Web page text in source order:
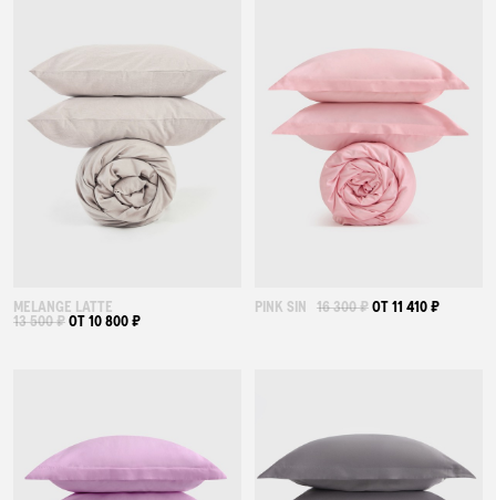
MELANGE LATTE
13 500 ₽ОТ 10 800 ₽
PINK SIN 16 300 ₽ОТ 11 410 ₽